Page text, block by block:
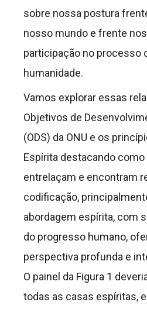
sobre nossa postura
nosso mundo e frente
participação no processo
humanidade.
Vamos explorar essas
Objetivos de
(ODS) da ONU e os
Espírita destacando
entrelaçam e encontram
codificação,
abordagem espírita, com
do progresso humano,
perspectiva profunda e
O painel da Figura 1
todas as casas espíritas,